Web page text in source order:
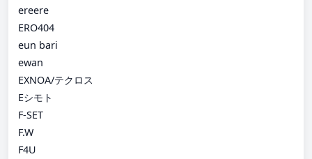
ereere
ERO404
eun bari
ewan
EXNOA/テクロス
Eシモト
F-SET
F.W
F4U